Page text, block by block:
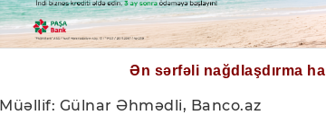
Ən sərfəli nağdlaşdırma
Müəllif: Gülnar Əhmədli, Banco.az